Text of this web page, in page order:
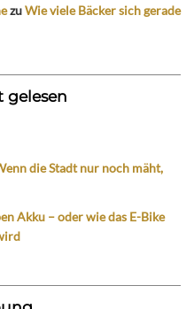
zuWie viele Bäcker sich gerade
gelesen
die Stadt nur noch mäht,
Akku – oder wie das E-Bike